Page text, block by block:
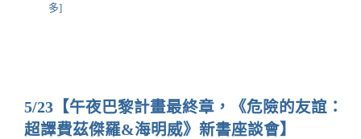
多]
5/23【午夜巴黎計畫最終章，《危險的友誼：
超譯費茲傑羅&海明威》新書座談會】